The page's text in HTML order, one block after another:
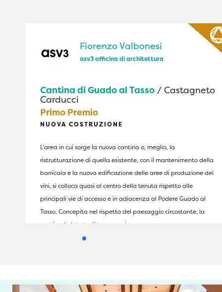
Fiorenzo Valbonesi
asv3 officina di architettura
Cantina di Guado al Tasso / Castagneto
Carducci
Primo Premio
NUOVA COSTRUZIONE
L'area in cui sorge la nuova cantina o, meglio, la
ristrutturazione di quella esistente, con il mantenimento della
barricaia e la nuova edificazione delle aree di produzione dei
vini, si colloca quasi al centro della tenuta rispetto alle
principali vie di accesso e in adiacenza al Podere Guado al
Tasso. Concepita nel rispetto del paesaggio circostante, la
cantina è dotata di tre accessi, uno per …